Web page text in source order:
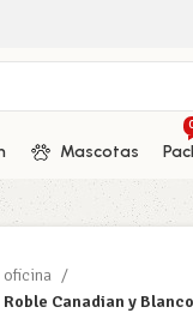
Mascotas
oficina
Canadian y